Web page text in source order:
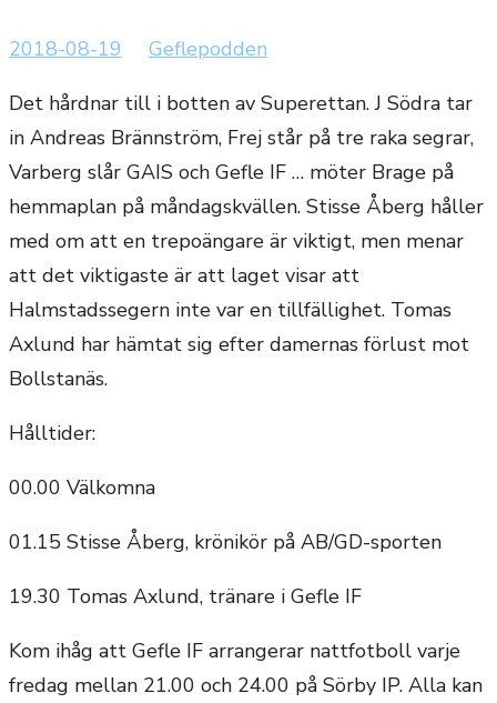
Publicerat
2018-08-19 Författare
Geflepodden
Det hårdnar till i botten av Superettan. J Södra tar
in Andreas Brännström, Frej står på tre raka segrar,
Varberg slår GAIS och Gefle IF … möter Brage på
hemmaplan på måndagskvällen. Stisse Åberg håller
med om att en trepoängare är viktigt, men menar
att det viktigaste är att laget visar att
Halmstadssegern inte var en tillfällighet. Tomas
Axlund har hämtat sig efter damernas förlust mot
Bollstanäs.
Hålltider:
00.00 Välkomna
01.15 Stisse Åberg, krönikör på AB/GD-sporten
19.30 Tomas Axlund, tränare i Gefle IF
Kom ihåg att Gefle IF arrangerar nattfotboll varje
fredag mellan 21.00 och 24.00 på Sörby IP. Alla kan